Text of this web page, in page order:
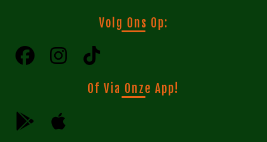
Volg Ons Op:
Of Via Onze App!